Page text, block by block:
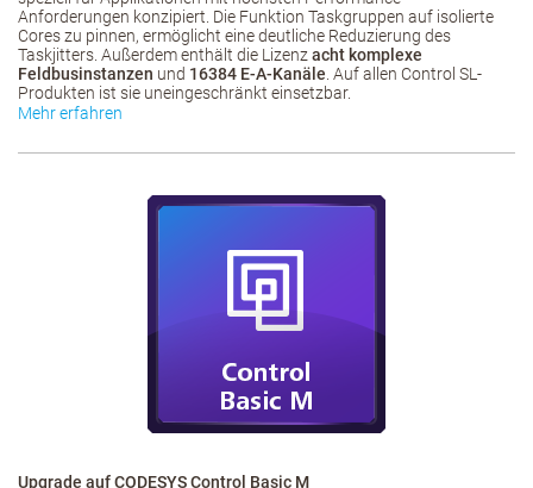
Anforderungen konzipiert. Die Funktion Taskgruppen auf isolierte
Cores zu pinnen, ermöglicht eine deutliche Reduzierung des
Taskjitters. Außerdem enthält die Lizenz acht komplexe
Feldbusinstanzen und 16384 E-A-Kanäle . Auf allen Control SL-
Produkten ist sie uneingeschränkt einsetzbar.
Mehr erfahren
Upgrade auf CODESYS Control Basic M